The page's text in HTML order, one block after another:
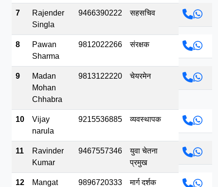
7
Rajender
Singla
9466390222 सहसचिव
8
Pawan
Sharma
9812022266 संरक्षक
9
Madan
Mohan
Chhabra
9813122220 चेयरमेन
10
Vijay
narula
9215536885 व्यवस्थापक
11
Ravinder
Kumar
9467557346
युवा चेतना
प्रमुख
12
Mangat
9896720333 मार्ग दर्शक